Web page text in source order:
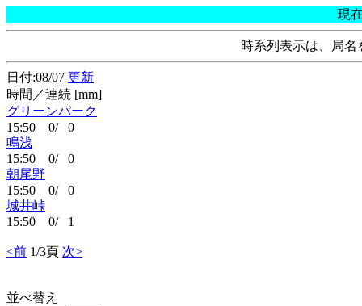
現
時系列表示は、局
日付:08/07 更新
時間／連続 [mm]
グリーンパーク
15:50 0/ 0
鳴浅
15:50 0/ 0
朝尾野
15:50 0/ 0
城井峠
15:50 0/ 1
<前 1/3頁 次>
並べ替え